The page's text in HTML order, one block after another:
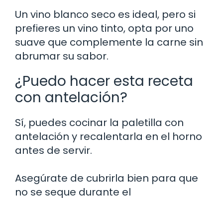
Un vino blanco seco es ideal, pero si
prefieres un vino tinto, opta por uno
suave que complemente la carne sin
abrumar su sabor.
¿Puedo hacer esta receta
con antelación?
Sí, puedes cocinar la paletilla con
antelación y recalentarla en el horno
antes de servir.
Asegúrate de cubrirla bien para que
no se seque durante el